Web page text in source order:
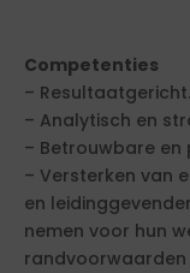
Competenties
– Resultaatgericht.
– Analytisch en
– Betrouwbare
– Versterken van
en
nemen voor hun